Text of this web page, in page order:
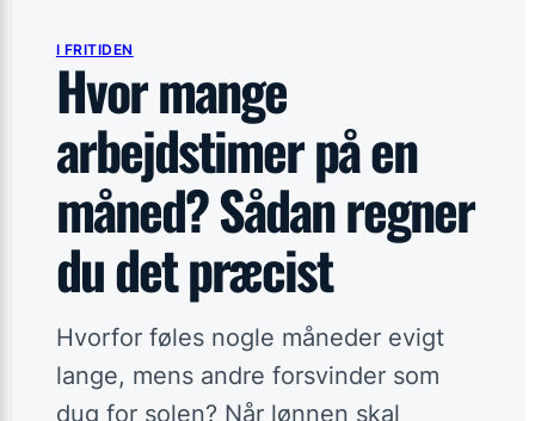
I fritiden
I hjemmeøkonomien
På arbejdspladsen →
På ledelsesgangen
Flere links
I FRITIDEN
Hvor mange
arbejdstimer på en
måned? Sådan regner
du det præcist
Hvorfor føles nogle måneder evigt
lange, mens andre forsvinder som
dug for solen? Når lønnen skal